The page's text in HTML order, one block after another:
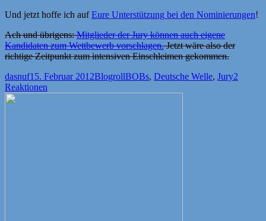
Und jetzt hoffe ich aufEure Unterstützung bei den Nominierungen!
Ach und übrigens:Mitglieder der Jury können auch eigene
Kandidaten zum Wettbewerb vorschlagen.Jetzt wäre also der
richtige Zeitpunkt zum intensiven Einschleimen gekommen.
Autor
dasnufVeröffentlicht
am
15. Februar 2012Kategorien
BlogrollSchlagwörter
BOBs, Deutsche Welle, Jury2
Reaktionen